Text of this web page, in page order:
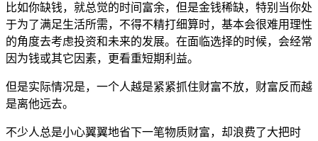
比如你缺钱，就总觉的时间富余，但是金钱稀缺，特别当你处
于为了满足生活所需，不得不精打细算时，基本会很难用理性
的角度去考虑投资和未来的发展。在面临选择的时候，会经常
因为钱或其它因素，更看重短期利益。
但是实际情况是，一个人越是紧紧抓住财富不放，财富反而越
是离他远去。
不少人总是小心翼翼地省下一笔物质财富，却浪费了大把时